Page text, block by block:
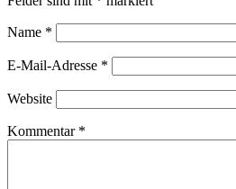
Name *
E-Mail-Adresse *
Website
Kommentar *